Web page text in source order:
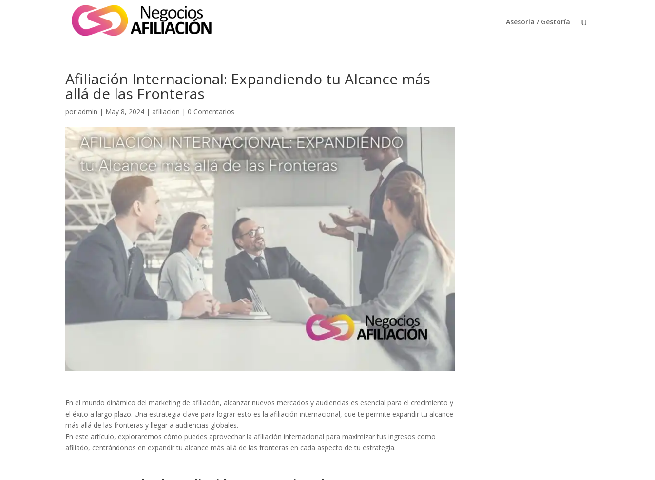
Asesoria / Gestoría
Afiliación Internacional: Expandiendo tu Alcance más
allá de las Fronteras
por admin | May 8, 2024 | afiliacion | 0 Comentarios
En el mundo dinámico del marketing de afiliación, alcanzar nuevos mercados y audiencias es esencial para el crecimiento y
el éxito a largo plazo. Una estrategia clave para lograr esto es la afiliación internacional, que te permite expandir tu alcance
más allá de las fronteras y llegar a audiencias globales.
En este artículo, exploraremos cómo puedes aprovechar la afiliación internacional para maximizar tus ingresos como
afiliado, centrándonos en expandir tu alcance más allá de las fronteras en cada aspecto de tu estrategia.